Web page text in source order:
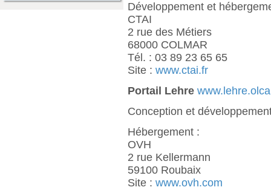
Développement et
CTAI
2 rue des Métiers
68000 COLMAR
Tél. : 03 89 23 65 65
Site : www.ctai.fr
Portail Lehre
Conception et
Hébergement :
OVH
2 rue Kellermann
59100 Roubaix
Site : www.ovh.com